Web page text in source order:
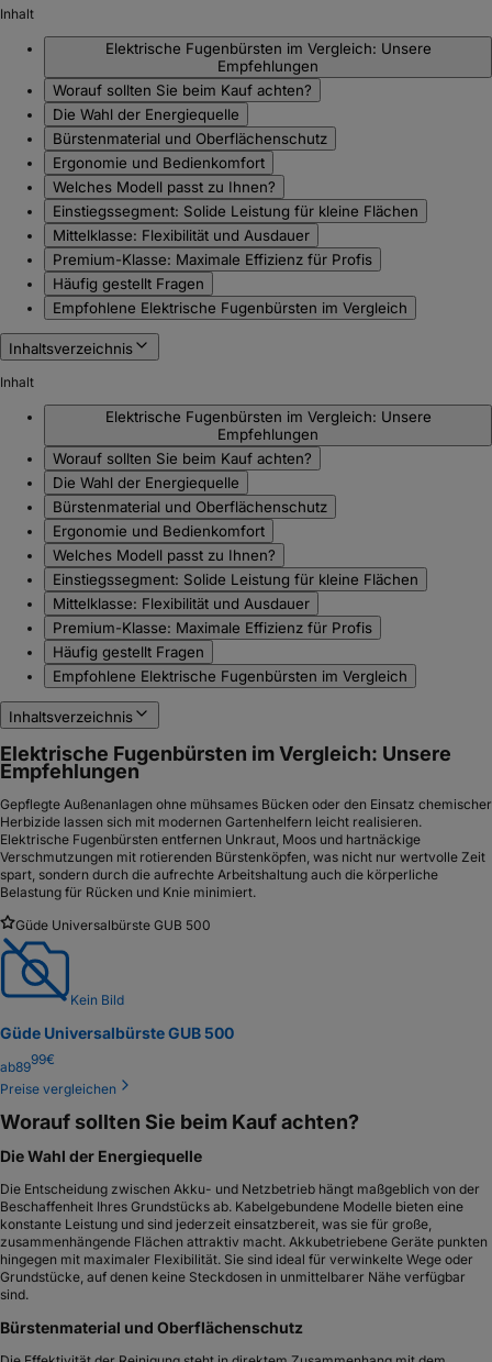
Inhalt
Elektrische Fugenbürsten im Vergleich: Unsere
Empfehlungen
Worauf sollten Sie beim Kauf achten?
Die Wahl der Energiequelle
Bürstenmaterial und Oberflächenschutz
Ergonomie und Bedienkomfort
Welches Modell passt zu Ihnen?
Einstiegssegment: Solide Leistung für kleine Flächen
Mittelklasse: Flexibilität und Ausdauer
Premium-Klasse: Maximale Effizienz für Profis
Häufig gestellt Fragen
Empfohlene Elektrische Fugenbürsten im Vergleich
Inhaltsverzeichnis
Inhalt
Elektrische Fugenbürsten im Vergleich: Unsere
Empfehlungen
Worauf sollten Sie beim Kauf achten?
Die Wahl der Energiequelle
Bürstenmaterial und Oberflächenschutz
Ergonomie und Bedienkomfort
Welches Modell passt zu Ihnen?
Einstiegssegment: Solide Leistung für kleine Flächen
Mittelklasse: Flexibilität und Ausdauer
Premium-Klasse: Maximale Effizienz für Profis
Häufig gestellt Fragen
Empfohlene Elektrische Fugenbürsten im Vergleich
Inhaltsverzeichnis
Elektrische Fugenbürsten im Vergleich: Unsere
Empfehlungen
Gepflegte Außenanlagen ohne mühsames Bücken oder den Einsatz chemischer
Herbizide lassen sich mit modernen Gartenhelfern leicht realisieren.
Elektrische Fugenbürsten entfernen Unkraut, Moos und hartnäckige
Verschmutzungen mit rotierenden Bürstenköpfen, was nicht nur wertvolle Zeit
spart, sondern durch die aufrechte Arbeitshaltung auch die körperliche
Belastung für Rücken und Knie minimiert.
Güde Universalbürste GUB 500
Kein Bild
Güde Universalbürste GUB 500
ab8999€
Preise vergleichen
Worauf sollten Sie beim Kauf achten?
Die Wahl der Energiequelle
Die Entscheidung zwischen Akku- und Netzbetrieb hängt maßgeblich von der
Beschaffenheit Ihres Grundstücks ab. Kabelgebundene Modelle bieten eine
konstante Leistung und sind jederzeit einsatzbereit, was sie für große,
zusammenhängende Flächen attraktiv macht. Akkubetriebene Geräte punkten
hingegen mit maximaler Flexibilität. Sie sind ideal für verwinkelte Wege oder
Grundstücke, auf denen keine Steckdosen in unmittelbarer Nähe verfügbar
sind.
Bürstenmaterial und Oberflächenschutz